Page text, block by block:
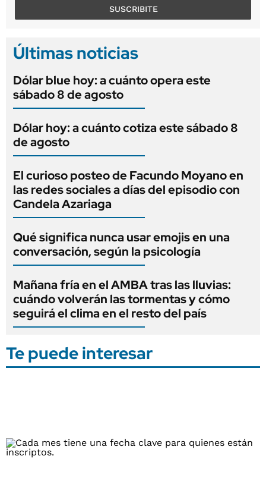
SUSCRIBITE
Últimas noticias
Dólar blue hoy: a cuánto opera este
sábado 8 de agosto
Dólar hoy: a cuánto cotiza este sábado 8
de agosto
El curioso posteo de Facundo Moyano en
las redes sociales a días del episodio con
Candela Azariaga
Qué significa nunca usar emojis en una
conversación, según la psicología
Mañana fría en el AMBA tras las lluvias:
cuándo volverán las tormentas y cómo
seguirá el clima en el resto del país
Te puede interesar